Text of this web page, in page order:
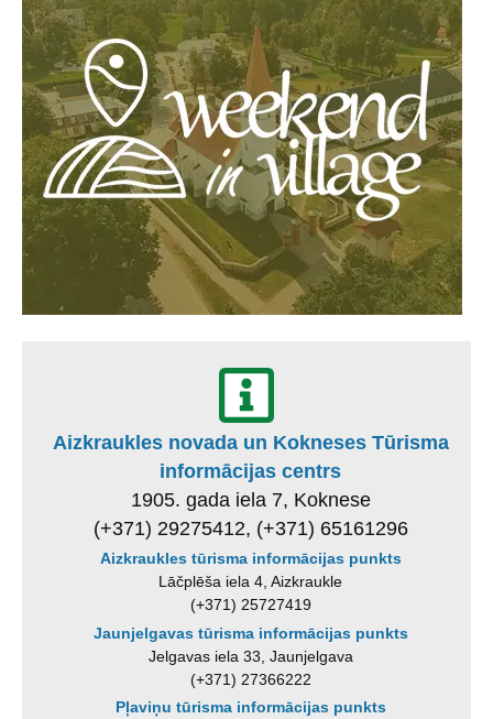
Aizkraukles novada un Kokneses Tūrisma
informācijas centrs
1905. gada iela 7, Koknese
(+371) 29275412, (+371) 65161296
Aizkraukles tūrisma informācijas punkts
Lāčplēša iela 4, Aizkraukle
(+371) 25727419
Jaunjelgavas tūrisma informācijas punkts
Jelgavas iela 33, Jaunjelgava
(+371) 27366222
Pļaviņu tūrisma informācijas punkts